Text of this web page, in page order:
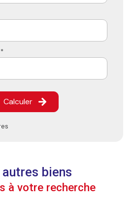
Calculer
biens
à votre recherche